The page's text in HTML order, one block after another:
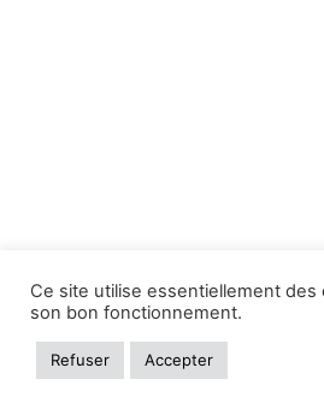
Ce site utilise essentiellement des
son bon fonctionnement.
Refuser Accepter